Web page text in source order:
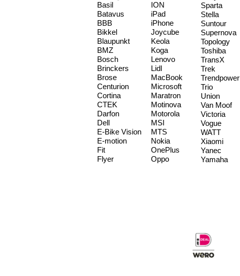
Basil
Batavus
BBB
Bikkel
Blaupunkt
BMZ
Bosch
Brinckers
Brose
Centurion
Cortina
CTEK
Darfon
Dell
E-Bike Vision
E-motion
Fit
Flyer
ION
iPad
iPhone
Joycube
Keola
Koga
Lenovo
Lidl
MacBook
Microsoft
Maratron
Motinova
Motorola
MSI
MTS
Nokia
OnePlus
Oppo
Sparta
Stella
Suntour
Supernova
Topology
Toshiba
TransX
Trek
Trendpower
Trio
Union
Van Moof
Victoria
Vogue
WATT
Xiaomi
Yanec
Yamaha